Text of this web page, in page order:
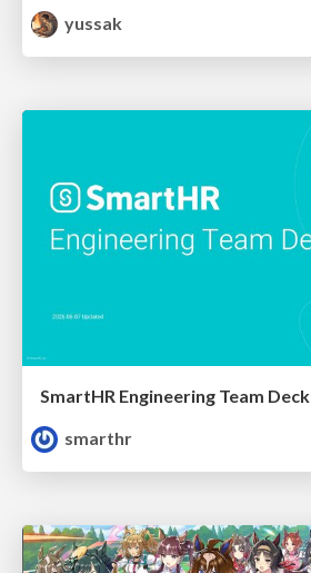
yussak
SmartHR Engineering Team Deck
smarthr